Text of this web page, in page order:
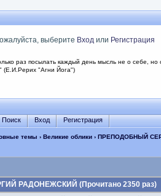
выберите Входили Регистрация
раз посылать каждый день мысль не о себе, но
(Е.И.Рерих "Агни Йога")
Поиск Вход Регистрация
темы › Великие облики› ПРЕПОДОБНЫЙ
РАДОНЕЖСКИЙ (Прочитано 2350 раз)